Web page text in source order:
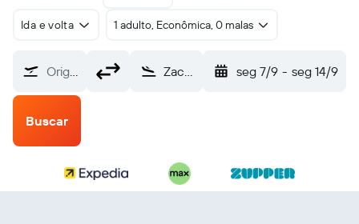
Ida e volta 1 adulto, Econômica, 0 malas
Origem Zachar Bay Amook (AOS) seg 7/9 - seg 14/9
Buscar